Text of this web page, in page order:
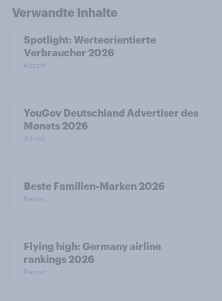
Verwandte Inhalte
Spotlight: Werteorientierte
Verbraucher 2026
Report
YouGov Deutschland Advertiser des
Monats 2026
Artikel
Beste Familien-Marken 2026
Report
Flying high: Germany airline
rankings 2026
Report